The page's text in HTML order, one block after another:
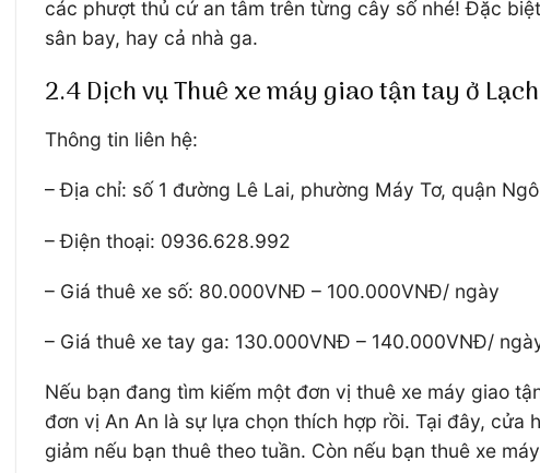
các phượt thủ cứ an tâm trên từng cây số nhé! Đặc
sân bay, hay cả nhà ga.
2.4 Dịch vụ Thuê xe máy giao tận tay ở
Thông tin liên hệ:
– Địa chỉ: số 1 đường Lê Lai, phường Máy Tơ, quận
– Điện thoại: 0936.628.992
– Giá thuê xe số: 80.000VNĐ – 100.000VNĐ/ ngày
– Giá thuê xe tay ga: 130.000VNĐ – 140.000VNĐ/
Nếu bạn đang tìm kiếm một đơn vị thuê xe máy giao
đơn vị An An là sự lựa chọn thích hợp rồi. Tại đây, cửa
giảm nếu bạn thuê theo tuần. Còn nếu bạn thuê xe